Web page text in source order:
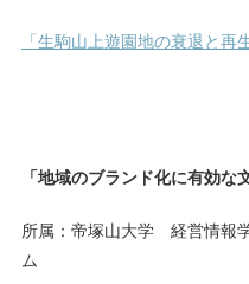
「生駒山上遊園地の衰退と再
「地域のブランド化に有効な
所属：帝塚山大学 経営情
ム